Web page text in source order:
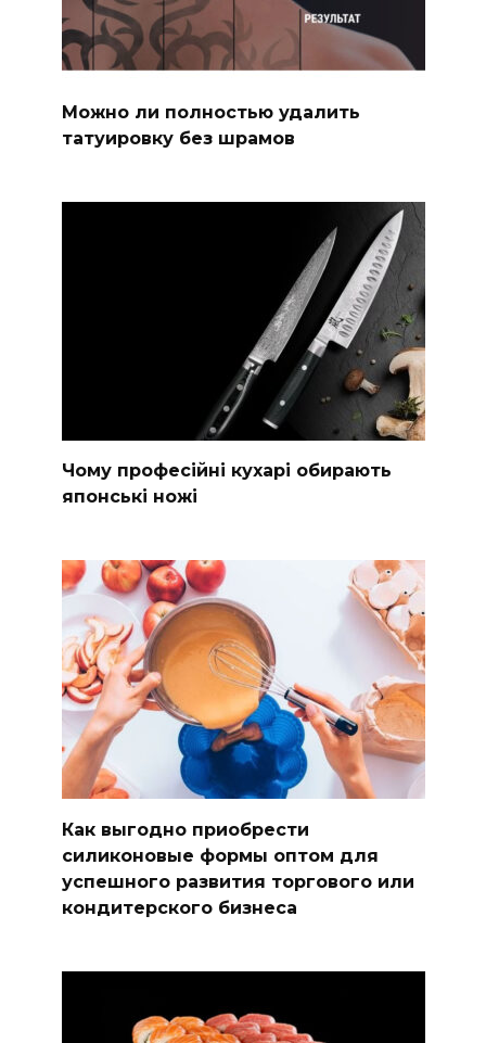
Можно ли полностью удалить
татуировку без шрамов
Чому професійні кухарі обирають
японські ножі
Как выгодно приобрести
силиконовые формы оптом для
успешного развития торгового или
кондитерского бизнеса